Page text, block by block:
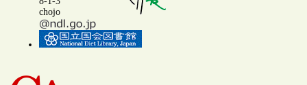
chojo